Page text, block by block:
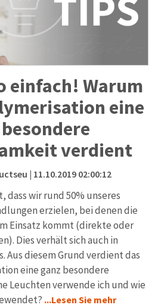
einfach! Warum
eine
verdient
| 11.10.2019 02:00:12
dass wir rund 50% unseres
erzielen, bei denen die
Einsatz kommt (direkte oder
Dies verhält sich auch in
Aus diesem Grund verdient das
eine ganz besondere
Leuchten verwende ich und wie
...Lesen Sie mehr